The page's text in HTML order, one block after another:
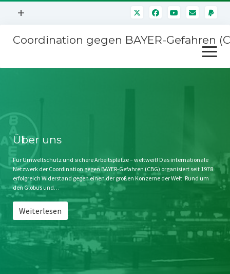
Menü
+
Mitmachen
Kontakt
Impressum
Störfälle
Coordination gegen BAYER-Gefahren
Menü
öffnen
Stichwort BAYER
Jahrestagung
SPENDEN
Über uns
Für Umweltschutz und sichere Arbeitsplätze – weltweit! Das internationale
Netzwerk der Coordination gegen BAYER-Gefahren (CBG) organisiert seit 1978
erfolgreich Widerstand gegen einen der großen Konzerne der Welt. Rund um
den Globus und…
Weiterlesen